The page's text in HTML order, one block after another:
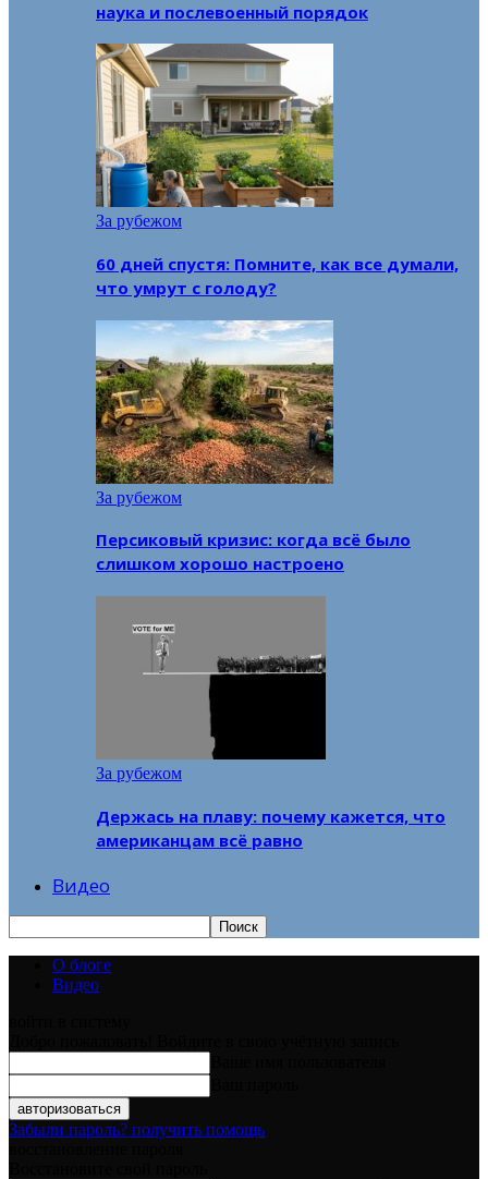
наука и послевоенный порядок
За рубежом
60 дней спустя: Помните, как все думали,
что умрут с голоду?
За рубежом
Персиковый кризис: когда всё было
слишком хорошо настроено
За рубежом
Держась на плаву: почему кажется, что
американцам всё равно
Видео
О блоге
Видео
Забыли пароль? получить помощь